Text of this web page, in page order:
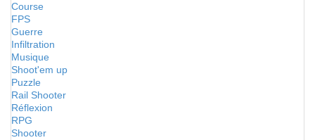
Course
FPS
Guerre
Infiltration
Musique
Shoot'em up
Puzzle
Rail Shooter
Réflexion
RPG
Shooter